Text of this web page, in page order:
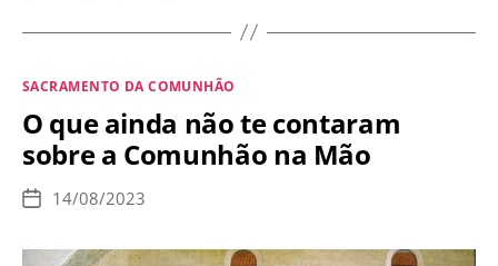
unem
Campanha
pela
Comunhão
e
Categorias
SACRAMENTO DA COMUNHÃO
O que ainda não te contaram
sobre a Comunhão na Mão
Data
publicação
14/08/2023